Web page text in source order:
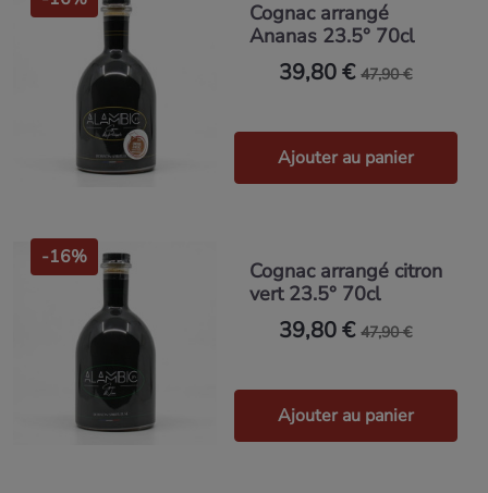
Cognac arrangé
Ananas 23.5° 70cl
39,80 € 47,90 €
Ajouter au panier
Cognac arrangé citron
vert 23.5° 70cl
39,80 € 47,90 €
Ajouter au panier
-16%